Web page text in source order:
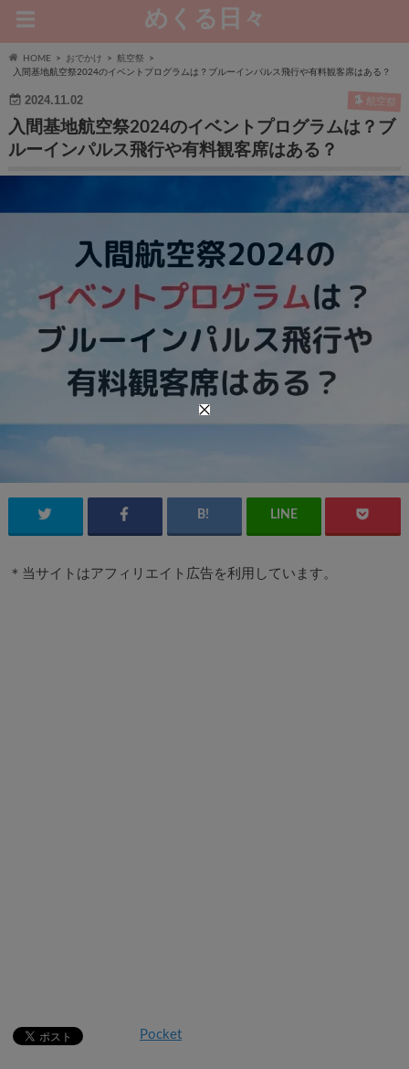
めくる日々
HOME おでかけ
航空祭
入間基地航空祭2024のイベントプログラムは？ブルーインパルス飛行や有料観客席はある？
2024.11.02 航空祭
入間基地航空祭2024のイベントプログラムは？ブ
ルーインパルス飛行や有料観客席はある？
＊当サイトはアフィリエイト広告を利用しています。
Pocket